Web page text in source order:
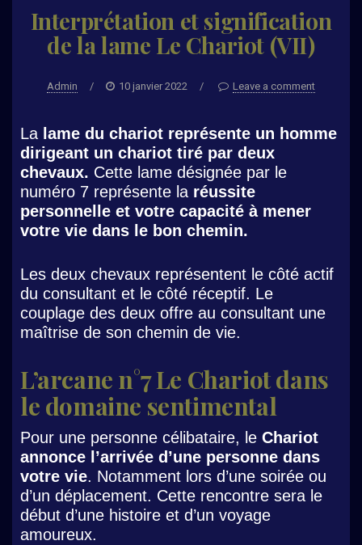
Interprétation et signification
de la lame Le Chariot (VII)
Admin / 10 janvier 2022 / Leave a comment
La lame du chariot représente un homme
dirigeant un chariot tiré par deux
chevaux. Cette lame désignée par le
numéro 7 représente la réussite
personnelle et votre capacité à mener
votre vie dans le bon chemin.
Les deux chevaux représentent le côté actif
du consultant et le côté réceptif. Le
couplage des deux offre au consultant une
maîtrise de son chemin de vie.
L’arcane n°7 Le Chariot dans
le domaine sentimental
Pour une personne célibataire, le Chariot
annonce l’arrivée d’une personne dans
votre vie. Notamment lors d’une soirée ou
d’un déplacement. Cette rencontre sera le
début d’une histoire et d’un voyage
amoureux.